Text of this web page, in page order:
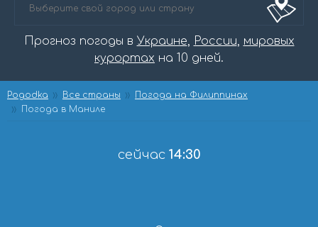
Прогноз погоды в Украине, России, мировых
курортах на 10 дней.
Pogodka Все страны
Погода на Филиппинах
Погода в Маниле
сейчас 14:30